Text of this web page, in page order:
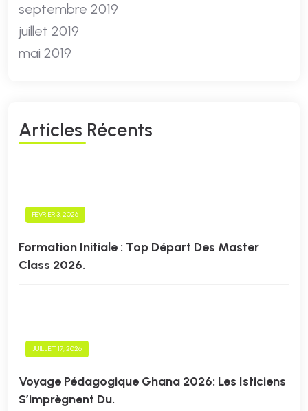
septembre 2019
juillet 2019
mai 2019
ARTICLES RÉCENTS
FÉVRIER 3, 2026
Formation Initiale : Top Départ Des Master
Class 2026.
JUILLET 17, 2026
Voyage Pédagogique Ghana 2026: Les Isticiens
S’imprègnent Du.